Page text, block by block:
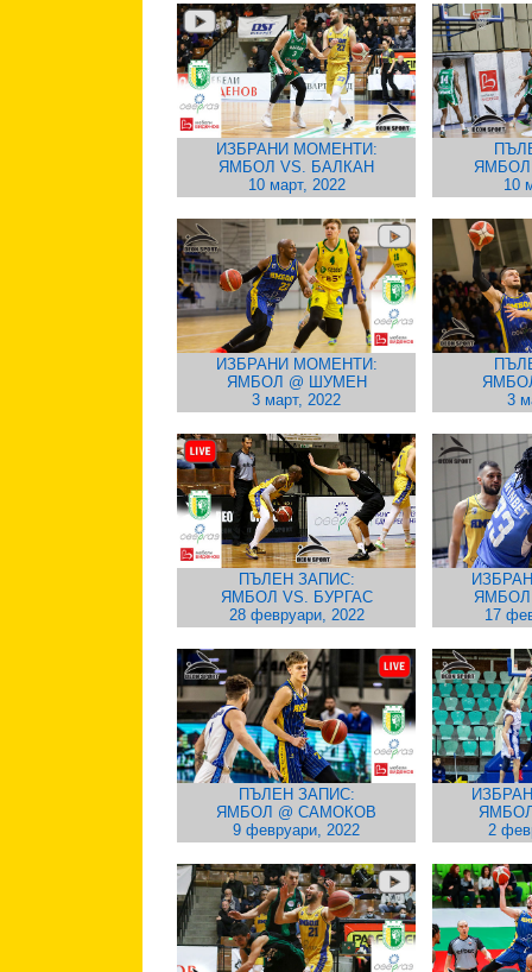
ИЗБРАНИ МОМЕНТИ:
ЯМБОЛ VS. БАЛКАН
10 март, 2022
ЯМБОЛ
10
ИЗБРАНИ МОМЕНТИ:
ЯМБОЛ @ ШУМЕН
3 март, 2022
3
ПЪЛЕН ЗАПИС:
ЯМБОЛ VS. БУРГАС
28 февруари, 2022
ЯМБОЛ
17
ПЪЛЕН ЗАПИС:
ЯМБОЛ @ САМОКОВ
9 февруари, 2022
2